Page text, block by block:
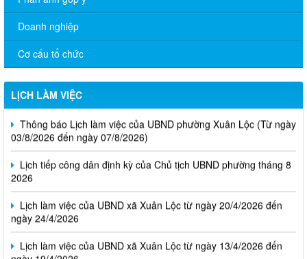
Doanh nghiệp
Cơ cấu tổ chức
LỊCH LÀM VIỆC
Thông báo Lịch làm việc của UBND phường Xuân Lộc (Từ ngày
03/8/2026 đến ngày 07/8/2026)
Lịch tiếp công dân định kỳ của Chủ tịch UBND phường tháng 8
2026
Lịch làm việc của UBND xã Xuân Lộc từ ngày 20/4/2026 đến
ngày 24/4/2026
Lịch làm việc của UBND xã Xuân Lộc từ ngày 13/4/2026 đến
ngày 19/4/2026